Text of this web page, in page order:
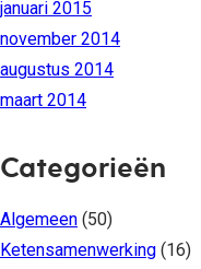
januari 2015
november 2014
augustus 2014
maart 2014
Categorieën
Algemeen (50)
Ketensamenwerking (16)